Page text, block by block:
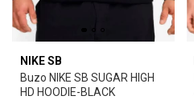
NIKE SB
Buzo NIKE SB SUGAR HIGH
HD HOODIE-BLACK